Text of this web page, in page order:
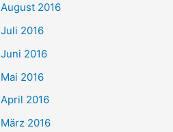
August 2016
Juli 2016
Juni 2016
Mai 2016
April 2016
März 2016